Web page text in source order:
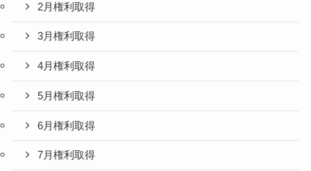
2月権利取得
3月権利取得
4月権利取得
5月権利取得
6月権利取得
7月権利取得